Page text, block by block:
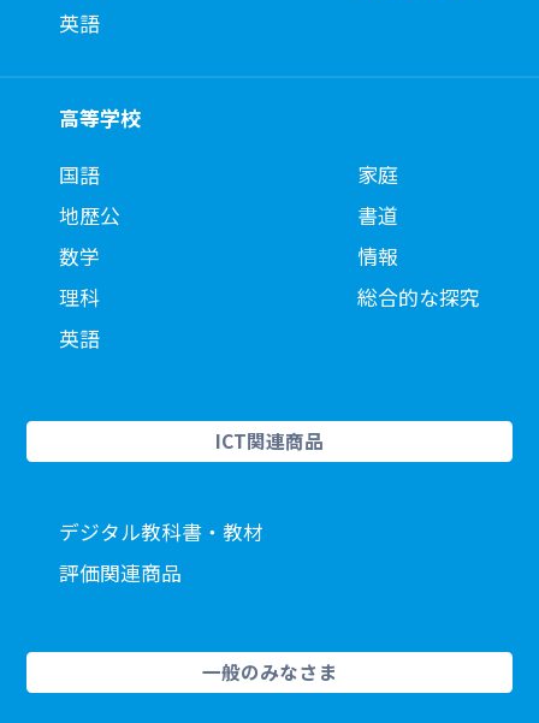
英語
高等学校
国語
地歴公
数学
理科
英語
家庭
書道
情報
総合的な探究
ICT関連商品
デジタル教科書・教材
評価関連商品
一般のみなさま